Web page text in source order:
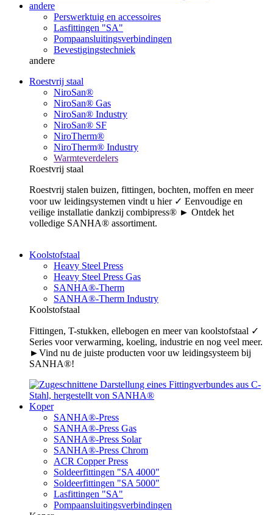
andere
Perswerktuig en accessoires
Lasfittingen "SA"
Pompaansluitingsverbindingen
Bevestigingstechniek
andere
Roestvrij staal
NiroSan®
NiroSan® Gas
NiroSan® Industry
NiroSan® SF
NiroTherm®
NiroTherm® Industry
Warmteverdelers
Roestvrij staal
Roestvrij stalen buizen, fittingen, bochten, moffen en meer
voor uw leidingsystemen vindt u hier ✓ Eenvoudige en
veilige installatie dankzij combipress® ► Ontdek het
volledige SANHA® assortiment.
Koolstofstaal
Heavy Steel Press
Heavy Steel Press Gas
SANHA®-Therm
SANHA®-Therm Industry
Koolstofstaal
Fittingen, T-stukken, ellebogen en meer van koolstofstaal ✓
Series voor verwarming, koeling, industrie en nog veel meer.
►Vind nu de juiste producten voor uw leidingsysteem bij
SANHA®!
Koper
SANHA®-Press
SANHA®-Press Gas
SANHA®-Press Solar
SANHA®-Press Chrom
ACR Copper Press
Soldeerfittingen "SA 4000"
Soldeerfittingen "SA 5000"
Lasfittingen "SA"
Pompaansluitingsverbindingen